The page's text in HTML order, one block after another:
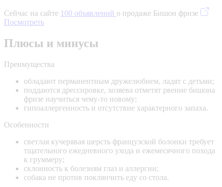
Сейчас на сайте 100 объявлений о продаже Бишон фризе
Посмотреть
Плюсы и минусы
Преимущества
обладают перманентным дружелюбием, ладят с детьми;
поддаются дрессировке, хозяева отметят рвение бишона
фризе научиться чему-то новому;
гипоаллергенность и отсутствие характерного запаха.
Особенности
светлая кучерявая шерсть французской болонки требует
тщательного ежедневного ухода и ежемесячного похода
к груммеру;
склонность к болезням глаз и аллергии;
собака не против поклянчить еду со стола.